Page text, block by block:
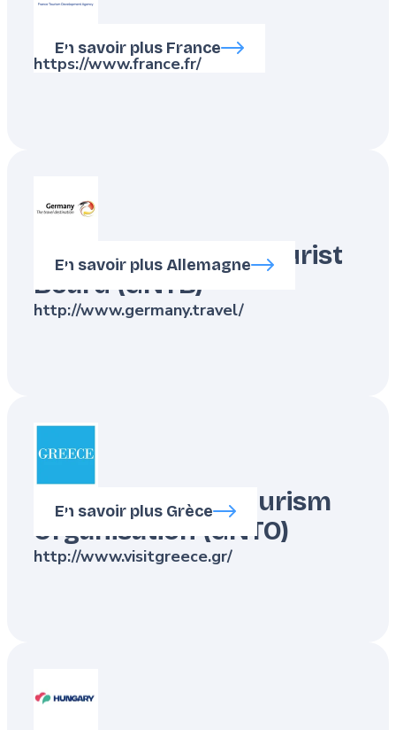
Atout France
https://www.france.fr/
En savoir plus France
German National Tourist
Board (GNTB)
http://www.germany.travel/
En savoir plus Allemagne
Greek National Tourism
Organisation (GNTO)
http://www.visitgreece.gr/
En savoir plus Grèce